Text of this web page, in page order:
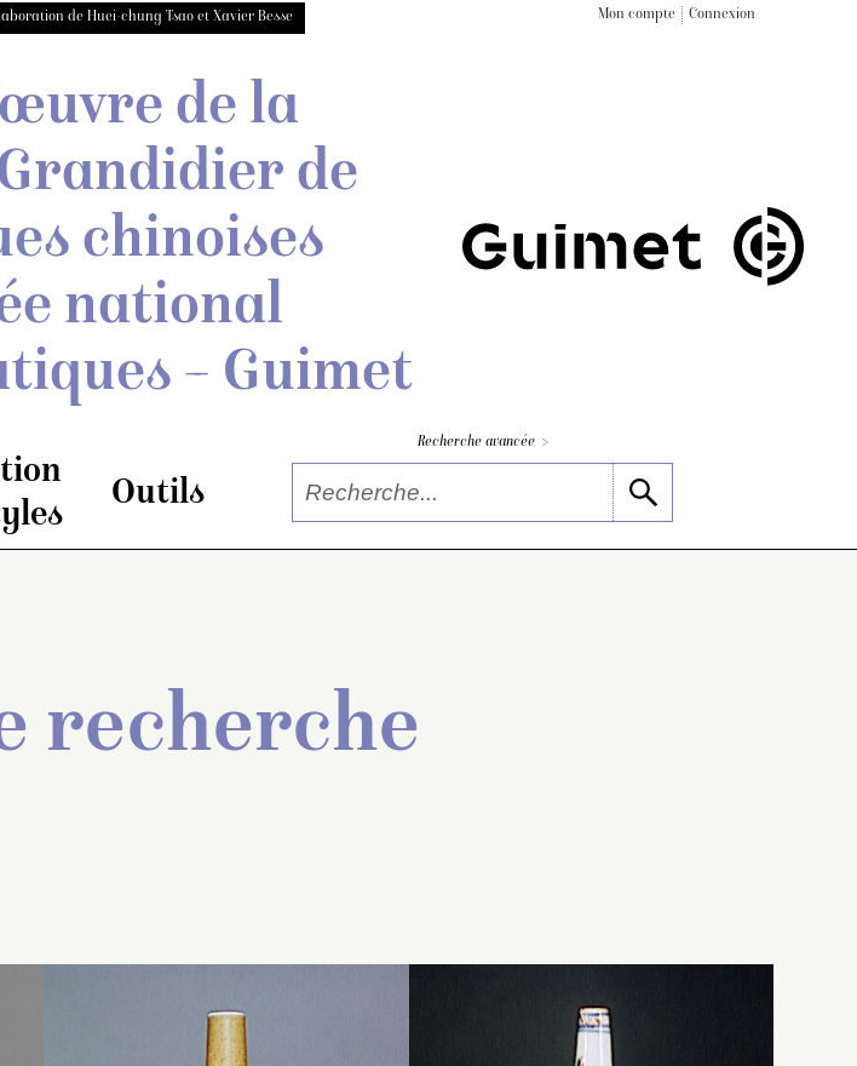
de Huei-chung Tsao et Xavier Besse Mon compte Connexion
de la
de
chinoises
national
– Guimet
Outils
Recherche avancée >
recherche